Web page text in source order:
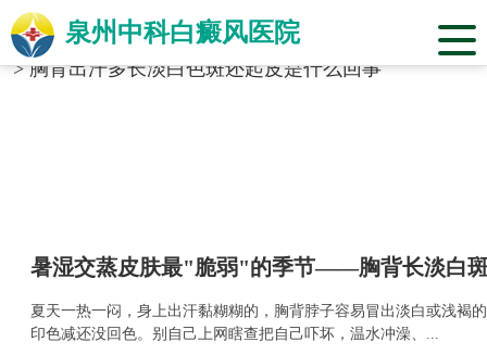
泉州中科白癜风医院
当前位置：福建省泉州市中科白癜风医院
标签合辑
>胸背出汗多长淡白色斑还起皮是什么回事
暑湿交蒸皮肤最"脆弱"的季节——胸背长淡白
夏天一热一闷，身上出汗黏糊糊的，胸背脖子容易冒出淡白或浅
印色减还没回色。别自己上网瞎查把自己吓坏，温水冲澡、...